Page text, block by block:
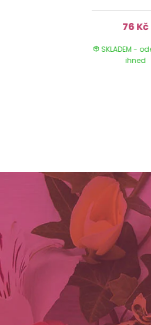
76 Kč
SKLADEM -
ihned